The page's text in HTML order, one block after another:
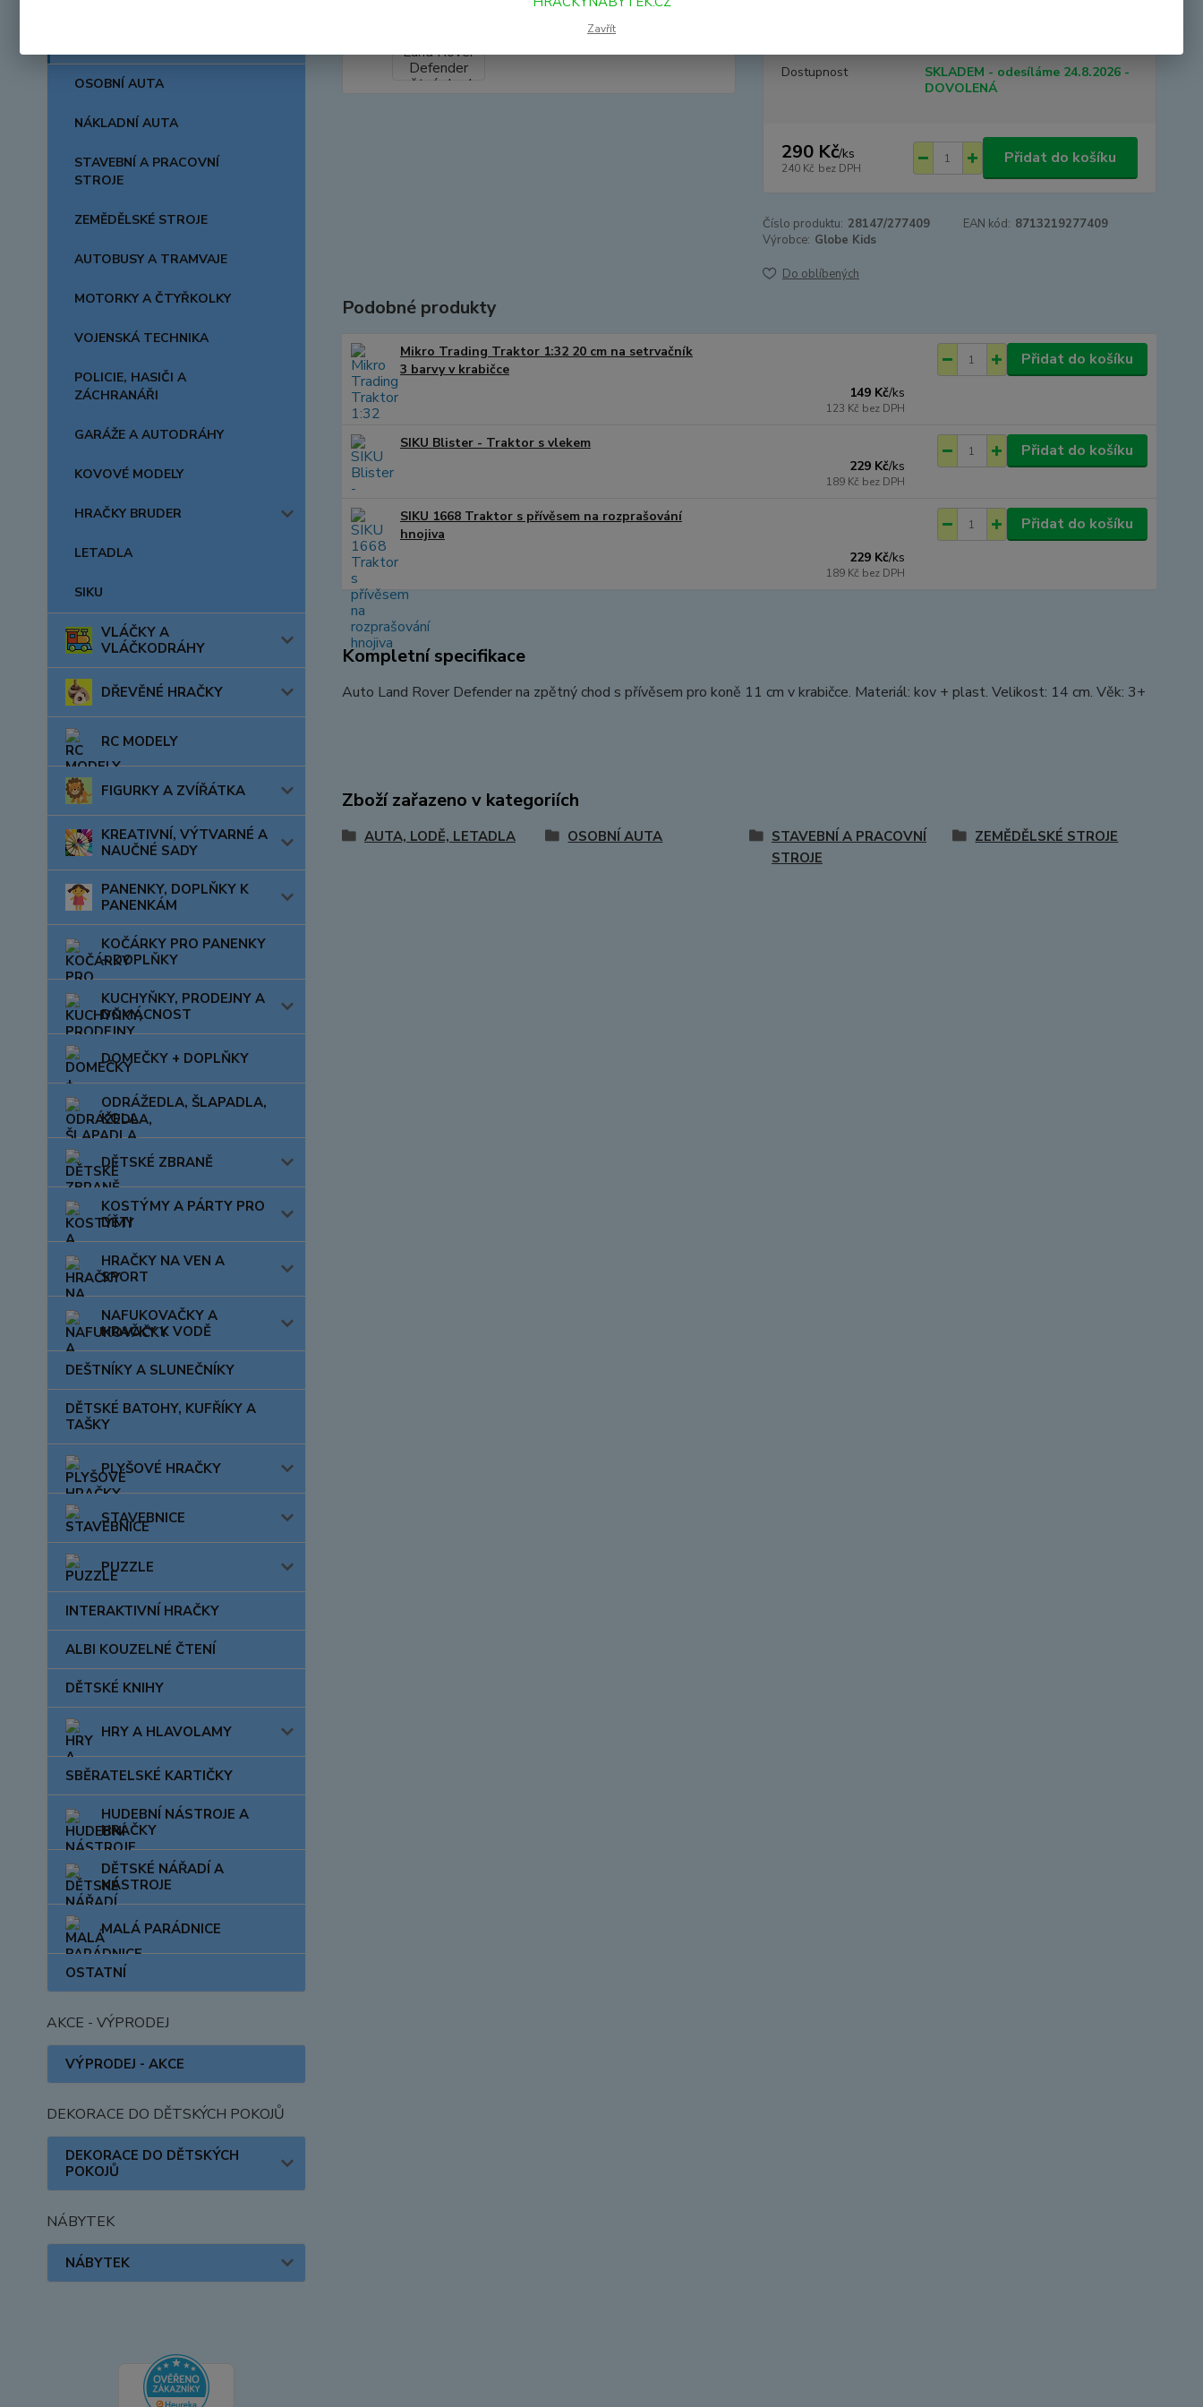
OSOBNÍ AUTA
NÁKLADNÍ AUTA
STAVEBNÍ A PRACOVNÍ
STROJE
ZEMĚDĚLSKÉ STROJE
AUTOBUSY A TRAMVAJE
MOTORKY A ČTYŘKOLKY
VOJENSKÁ TECHNIKA
POLICIE, HASIČI A
ZÁCHRANÁŘI
GARÁŽE A AUTODRÁHY
KOVOVÉ MODELY
HRAČKY BRUDER
LETADLA
SIKU
VLÁČKY A
VLÁČKODRÁHY
DŘEVĚNÉ HRAČKY
RC MODELY
FIGURKY A ZVÍŘÁTKA
KREATIVNÍ, VÝTVARNÉ A
NAUČNÉ SADY
PANENKY, DOPLŇKY K
PANENKÁM
KOČÁRKY PRO PANENKY
+ DOPLŇKY
KUCHYŇKY, PRODEJNY A
DOMÁCNOST
DOMEČKY + DOPLŇKY
ODRÁŽEDLA, ŠLAPADLA,
KOLA
DĚTSKÉ ZBRANĚ
KOSTÝMY A PÁRTY PRO
DĚTI
HRAČKY NA VEN A
SPORT
NAFUKOVAČKY A
HRAČKY K VODĚ
DEŠTNÍKY A SLUNEČNÍKY
DĚTSKÉ BATOHY, KUFŘÍKY A
TAŠKY
PLYŠOVÉ HRAČKY
STAVEBNICE
PUZZLE
INTERAKTIVNÍ HRAČKY
ALBI KOUZELNÉ ČTENÍ
DĚTSKÉ KNIHY
HRY A HLAVOLAMY
SBĚRATELSKÉ KARTIČKY
HUDEBNÍ NÁSTROJE A
HRAČKY
DĚTSKÉ NÁŘADÍ A
NÁSTROJE
MALÁ PARÁDNICE
OSTATNÍ
AKCE - VÝPRODEJ
VÝPRODEJ - AKCE
DEKORACE DO DĚTSKÝCH POKOJŮ
DEKORACE DO DĚTSKÝCH
POKOJŮ
NÁBYTEK
NÁBYTEK
Dostupnost
SKLADEM - odesíláme 24.8.2026 -
DOVOLENÁ
290 Kč/ks
240 Kč bez DPH
Přidat do košíku
Číslo produktu: 28147/277409 EAN kód: 8713219277409
Výrobce: Globe Kids
Do oblíbených
Podobné produkty
Mikro Trading Traktor 1:32 20 cm na setrvačník
3 barvy v krabičce
149 Kč/ks
123 Kč bez DPH
Přidat do košíku
SIKU Blister - Traktor s vlekem
229 Kč/ks
189 Kč bez DPH
Přidat do košíku
SIKU 1668 Traktor s přívěsem na rozprašování
hnojiva
229 Kč/ks
189 Kč bez DPH
Přidat do košíku
Kompletní specifikace
Auto Land Rover Defender na zpětný chod s přívěsem pro koně 11 cm v krabičce. Materiál: kov + plast. Velikost: 14 cm. Věk: 3+
Zboží zařazeno v kategoriích
AUTA, LODĚ, LETADLA OSOBNÍ AUTA
STAVEBNÍ A PRACOVNÍ
STROJE
ZEMĚDĚLSKÉ STROJE
Zavřít